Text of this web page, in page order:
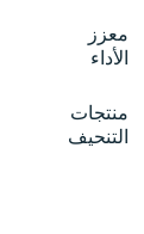
معزز
الأداء
منتجات
التنحيف